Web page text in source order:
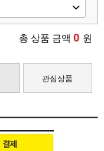
총 상품 금액 0 원
관심상품